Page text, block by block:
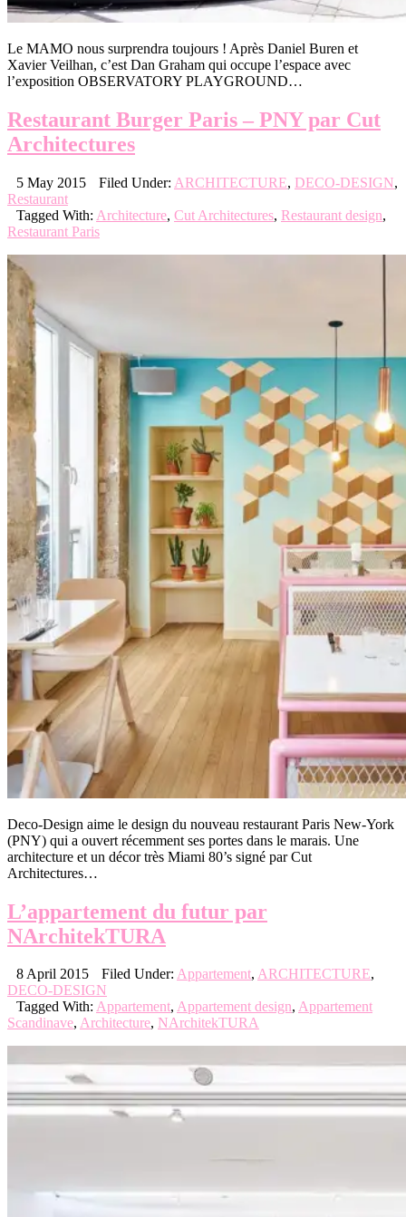
Le MAMO nous surprendra toujours ! Après Daniel Buren et
Xavier Veilhan, c’est Dan Graham qui occupe l’espace avec
l’exposition OBSERVATORY PLAYGROUND…
Restaurant Burger Paris – PNY par Cut
Architectures
5 May 2015 Filed Under: ARCHITECTURE, DECO-DESIGN,
Restaurant
Tagged With: Architecture, Cut Architectures, Restaurant design,
Restaurant Paris
Deco-Design aime le design du nouveau restaurant Paris New-York
(PNY) qui a ouvert récemment ses portes dans le marais. Une
architecture et un décor très Miami 80’s signé par Cut
Architectures…
L’appartement du futur par
NArchitekTURA
8 April 2015 Filed Under: Appartement, ARCHITECTURE,
DECO-DESIGN
Tagged With: Appartement, Appartement design, Appartement
Scandinave, Architecture, NArchitekTURA